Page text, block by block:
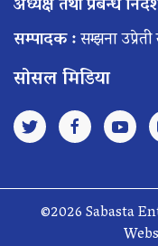
सम्पादक :सम्झना उप्रेती
सोसल मिडिया
©2026 Sabasta